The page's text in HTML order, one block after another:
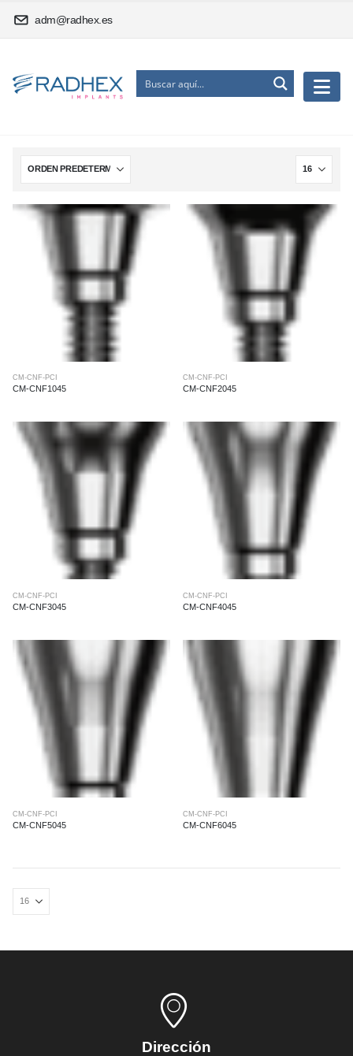
adm@radhex.es
CM-CNF-PCI
CM-CNF1045
CM-CNF-PCI
CM-CNF2045
CM-CNF-PCI
CM-CNF3045
CM-CNF-PCI
CM-CNF4045
CM-CNF-PCI
CM-CNF5045
CM-CNF-PCI
CM-CNF6045
Dirección